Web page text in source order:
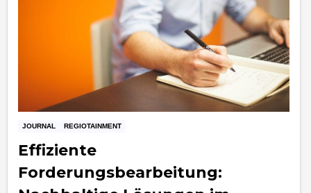
JOURNAL REGIOTAINMENT
Effiziente
Forderungsbearbeitung: